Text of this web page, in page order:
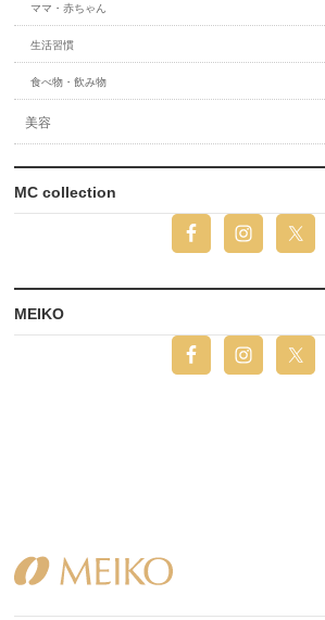
ママ・赤ちゃん
生活習慣
食べ物・飲み物
美容
MC collection
MEIKO